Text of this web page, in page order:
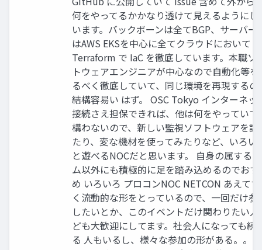
何をやってるかかなり透けて見えるようにし
います。バックボーンは全てBGP、サーバー
はAWS EKSを中心に全てクラウドにおいて
Terraform で IaC を徹底しています。本職ソ
トウェアエンジニアが中心なので自動化等を
るべく徹底していて、同じ環境を再現するの
結構容易い はず。 OSC Tokyo インターネッ
接続さえ担保できれば、他は何をやっていて
構わないので、新しい監視ソフトウェアを試
たり、変な機材を使ってみたりなど、いろい
と遊べるNOCだと思います。 自身の属する
ム以外にも積極的に足を踏み込めるのでおす
め いろいろ プロコンNOC NETCON あえて
く流動的な形をとっているので、一回だけ参
したいとか、このイベントだけ関わりたい人
ども大歓迎にしてます。社会人になっても続
る 人もいるし、様々な参加の形がある。。